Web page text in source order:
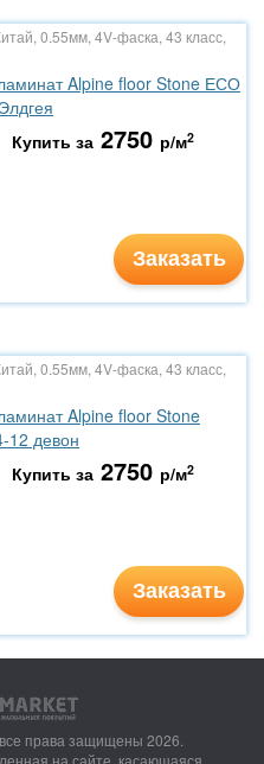
0.55мм, 4V-фаска, 43 класс,
Alpine floor Stone ЕСО
Купить за 2750 р/м2
Заказать
0.55мм, 4V-фаска, 43 класс,
Alpine floor Stone
12 девон
Купить за 2750 р/м2
Заказать
все права защищены 2026.
на сайте, касающаяся